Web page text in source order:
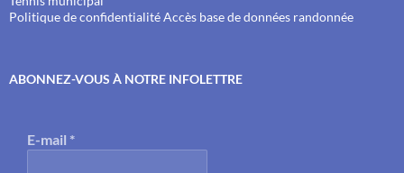
Politique de confidentialitéAccès base de données randonnée
ABONNEZ-VOUS À NOTRE INFOLETTRE
E-mail *